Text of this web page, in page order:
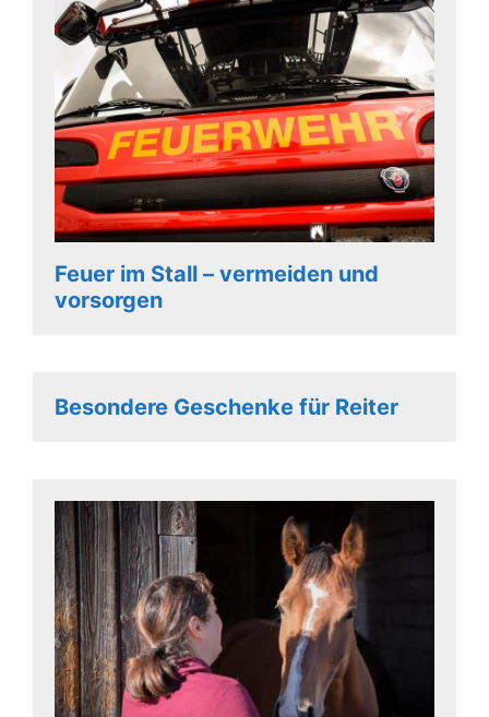
Feuer im Stall – vermeiden und
vorsorgen
Besondere Geschenke für Reiter